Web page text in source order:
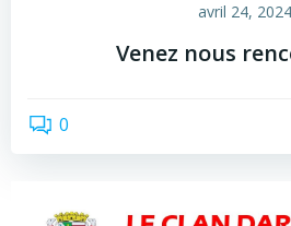
avril 24, 2024
Venez nous
0